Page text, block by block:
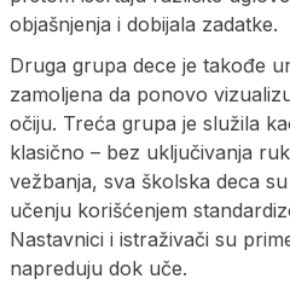
objašnjenja i dobijala zadatke.
Druga grupa dece je takođe
zamoljena da ponovo
očiju. Treća grupa je služila
klasično – bez uključivanja
vežbanja, sva školska deca
učenju korišćenjem
Nastavnici i istraživači su
napreduju dok uče.